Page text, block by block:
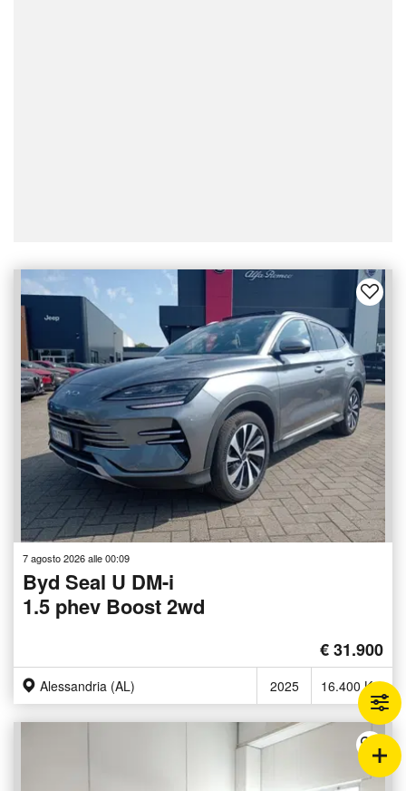
7 agosto 2026 alle 00:09
Byd Seal U DM-i
1.5 phev Boost 2wd
€ 31.900
Alessandria (AL) 2025 16.400 Km